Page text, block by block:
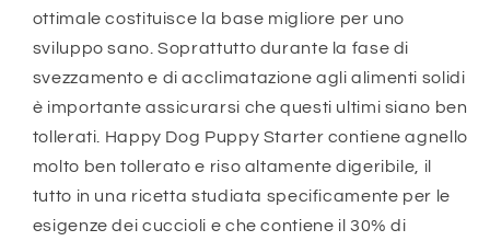
ottimale costituisce la base migliore per uno
sviluppo sano. Soprattutto durante la fase di
svezzamento e di acclimatazione agli alimenti solidi
è importante assicurarsi che questi ultimi siano ben
tollerati. Happy Dog Puppy Starter contiene agnello
molto ben tollerato e riso altamente digeribile, il
tutto in una ricetta studiata specificamente per le
esigenze dei cuccioli e che contiene il 30% di